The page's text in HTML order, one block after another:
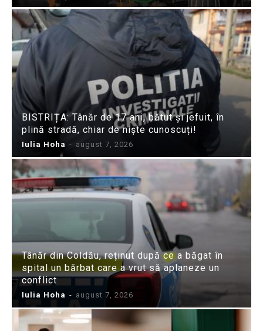
BISTRIȚA: Tânăr de 17 ani, bătut și jefuit, în
plină stradă, chiar de niște cunoscuți!
Iulia Hoha - august 7, 2026
Tânăr din Coldău, reținut după ce a băgat în
spital un bărbat care a vrut să aplaneze un
conflict
Iulia Hoha - august 7, 2026